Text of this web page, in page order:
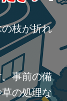
枝が折れ
事前の備
の処理な